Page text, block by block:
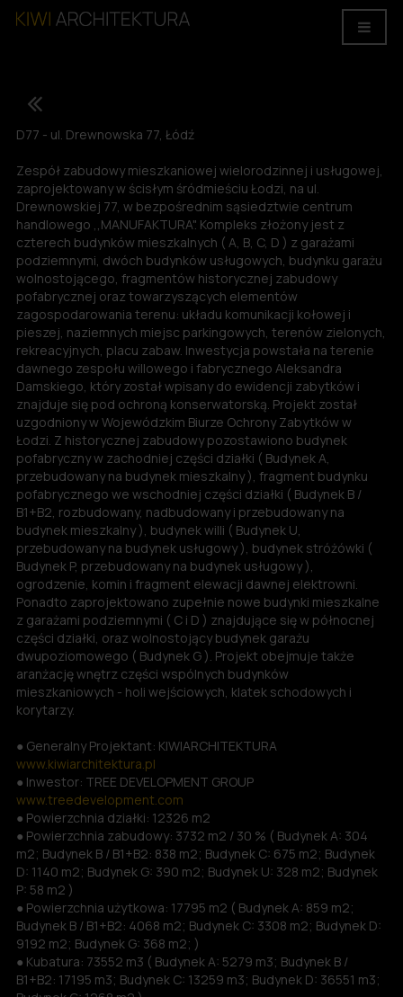
D77 - ul. Drewnowska 77, Łódź
Zespół zabudowy mieszkaniowej wielorodzinnej i usługowej,
zaprojektowany w ścisłym śródmieściu Łodzi, na ul.
Drewnowskiej 77, w bezpośrednim sąsiedztwie centrum
handlowego ,,MANUFAKTURA". Kompleks złożony jest z
czterech budynków mieszkalnych ( A, B, C, D ) z garażami
podziemnymi, dwóch budynków usługowych, budynku garażu
wolnostojącego, fragmentów historycznej zabudowy
pofabrycznej oraz towarzyszących elementów
zagospodarowania terenu: układu komunikacji kołowej i
pieszej, naziemnych miejsc parkingowych, terenów zielonych,
rekreacyjnych, placu zabaw. Inwestycja powstała na terenie
dawnego zespołu willowego i fabrycznego Aleksandra
Damskiego, który został wpisany do ewidencji zabytków i
znajduje się pod ochroną konserwatorską. Projekt został
uzgodniony w Wojewódzkim Biurze Ochrony Zabytków w
Łodzi. Z historycznej zabudowy pozostawiono budynek
pofabryczny w zachodniej części działki ( Budynek A,
przebudowany na budynek mieszkalny ), fragment budynku
pofabrycznego we wschodniej części działki ( Budynek B /
B1+B2, rozbudowany, nadbudowany i przebudowany na
budynek mieszkalny ), budynek willi ( Budynek U,
przebudowany na budynek usługowy ), budynek stróżówki (
Budynek P, przebudowany na budynek usługowy ),
ogrodzenie, komin i fragment elewacji dawnej elektrowni.
Ponadto zaprojektowano zupełnie nowe budynki mieszkalne
z garażami podziemnymi ( C i D ) znajdujące się w północnej
części działki, oraz wolnostojący budynek garażu
dwupoziomowego ( Budynek G ). Projekt obejmuje także
aranżację wnętrz części wspólnych budynków
mieszkaniowych - holi wejściowych, klatek schodowych i
korytarzy.
● Generalny Projektant: KIWIARCHITEKTURA
www.kiwiarchitektura.pl
● Inwestor: TREE DEVELOPMENT GROUP
www.treedevelopment.com
● Powierzchnia działki: 12326 m2
● Powierzchnia zabudowy: 3732 m2 / 30 % ( Budynek A: 304
m2; Budynek B / B1+B2: 838 m2; Budynek C: 675 m2; Budynek
D: 1140 m2; Budynek G: 390 m2; Budynek U: 328 m2; Budynek
P: 58 m2 )
● Powierzchnia użytkowa: 17795 m2 ( Budynek A: 859 m2;
Budynek B / B1+B2: 4068 m2; Budynek C: 3308 m2; Budynek D:
9192 m2; Budynek G: 368 m2; )
● Kubatura: 73552 m3 ( Budynek A: 5279 m3; Budynek B /
B1+B2: 17195 m3; Budynek C: 13259 m3; Budynek D: 36551 m3;